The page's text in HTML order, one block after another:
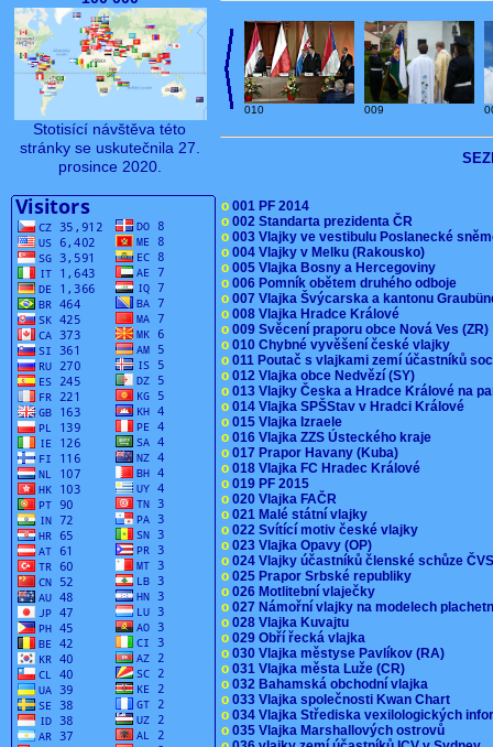
Stotisící návštěva této
stránky se uskutečnila 27.
prosince 2020.
010 009
o 001 PF 2014
o 002 Standarta prezidenta ČR
o 003 Vlajky ve vestibulu Poslanecké
o 004 Vlajky v Melku (Rakousko)
o 005 Vlajka Bosny a Hercegoviny
o 006 Pomník obětem druhého odboje
o 007 Vlajka Švýcarska a kantonu
o 008 Vlajka Hradce Králové
o 009 Svěcení praporu obce Nová Ves
o 010 Chybné vyvěšení české vlajky
o 011 Poutač s vlajkami zemí účastníků
o 012 Vlajka obce Nedvězí (SY)
o 013 Vlajky Česka a Hradce Králové na
o 014 Vlajka SPŠStav v Hradci Králové
o 015 Vlajka Izraele
o 016 Vlajka ZZS Ústeckého kraje
o 017 Prapor Havany (Kuba)
o 018 Vlajka FC Hradec Králové
o 019 PF 2015
o 020 Vlajka FAČR
o 021 Malé státní vlajky
o 022 Svítící motiv české vlajky
o 023 Vlajka Opavy (OP)
o 024 Vlajky účastníků členské schůze
o 025 Prapor Srbské republiky
o 026 Motlitební vlaječky
o 027 Námořní vlajky na modelech
o 028 Vlajka Kuvajtu
o 029 Obří řecká vlajka
o 030 Vlajka městyse Pavlíkov (RA)
o 031 Vlajka města Luže (CR)
o 032 Bahamská obchodní vlajka
o 033 Vlajka společnosti Kwan Chart
o 034 Vlajka Střediska vexilologických
o 035 Vlajka Marshallových ostrovů